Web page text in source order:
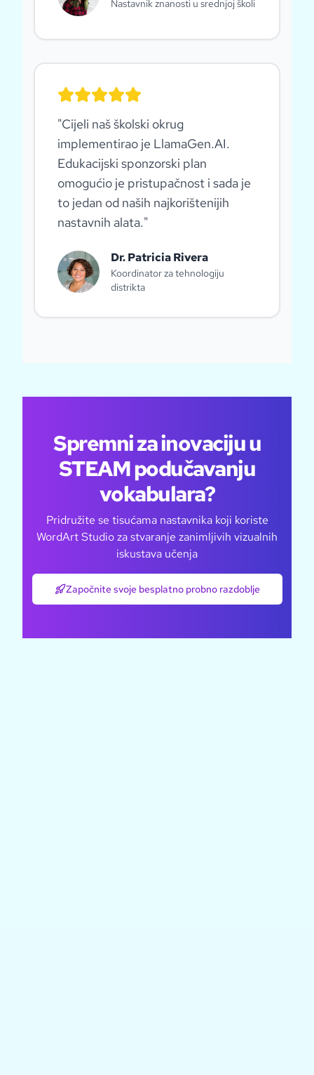
Nastavnik znanosti u srednjoj školi
"Cijeli naš školski okrug
implementirao je LlamaGen.AI.
Edukacijski sponzorski plan
omogućio je pristupačnost i sada je
to jedan od naših najkorištenijih
nastavnih alata."
Dr. Patricia Rivera
Koordinator za tehnologiju
distrikta
Spremni za inovaciju u
STEAM podučavanju
vokabulara?
Pridružite se tisućama nastavnika koji koriste
WordArt Studio za stvaranje zanimljivih vizualnih
iskustava učenja
Započnite svoje besplatno probno razdoblje